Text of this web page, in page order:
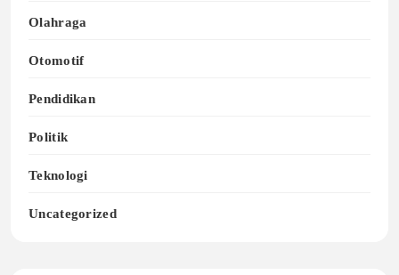
Olahraga
Otomotif
Pendidikan
Politik
Teknologi
Uncategorized